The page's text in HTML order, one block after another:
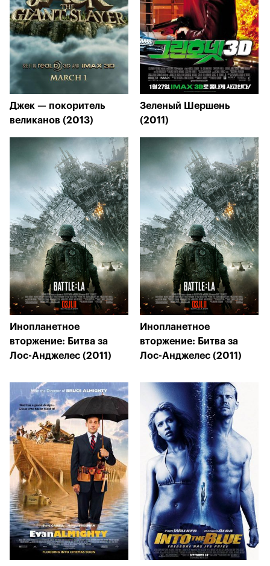
Джек — покоритель
великанов (2013)
Зеленый Шершень
(2011)
Инопланетное
вторжение: Битва за
Лос-Анджелес (2011)
Инопланетное
вторжение: Битва за
Лос-Анджелес (2011)